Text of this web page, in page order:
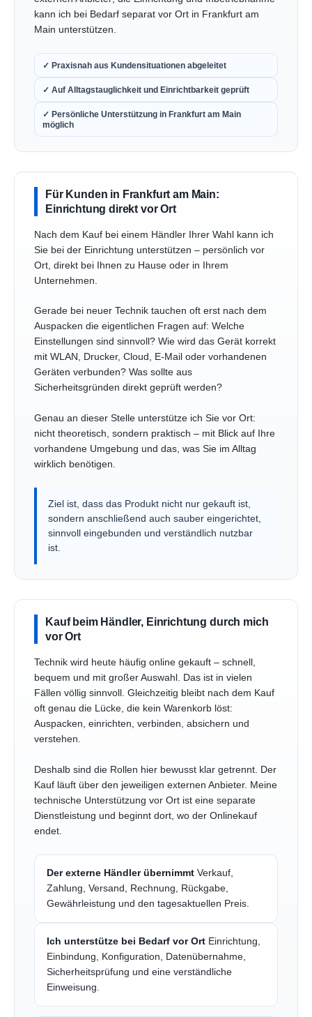
kann ich bei Bedarf separat vor Ort in Frankfurt am
Main unterstützen.
✓ Praxisnah aus Kundensituationen abgeleitet
✓ Auf Alltagstauglichkeit und Einrichtbarkeit geprüft
✓ Persönliche Unterstützung in Frankfurt am Main
möglich
Für Kunden in Frankfurt am Main:
Einrichtung direkt vor Ort
Nach dem Kauf bei einem Händler Ihrer Wahl kann ich
Sie bei der Einrichtung unterstützen – persönlich vor
Ort, direkt bei Ihnen zu Hause oder in Ihrem
Unternehmen.
Gerade bei neuer Technik tauchen oft erst nach dem
Auspacken die eigentlichen Fragen auf: Welche
Einstellungen sind sinnvoll? Wie wird das Gerät korrekt
mit WLAN, Drucker, Cloud, E-Mail oder vorhandenen
Geräten verbunden? Was sollte aus
Sicherheitsgründen direkt geprüft werden?
Genau an dieser Stelle unterstütze ich Sie vor Ort:
nicht theoretisch, sondern praktisch – mit Blick auf Ihre
vorhandene Umgebung und das, was Sie im Alltag
wirklich benötigen.
Ziel ist, dass das Produkt nicht nur gekauft ist,
sondern anschließend auch sauber eingerichtet,
sinnvoll eingebunden und verständlich nutzbar
ist.
Kauf beim Händler, Einrichtung durch mich
vor Ort
Technik wird heute häufig online gekauft – schnell,
bequem und mit großer Auswahl. Das ist in vielen
Fällen völlig sinnvoll. Gleichzeitig bleibt nach dem Kauf
oft genau die Lücke, die kein Warenkorb löst:
Auspacken, einrichten, verbinden, absichern und
verstehen.
Deshalb sind die Rollen hier bewusst klar getrennt. Der
Kauf läuft über den jeweiligen externen Anbieter. Meine
technische Unterstützung vor Ort ist eine separate
Dienstleistung und beginnt dort, wo der Onlinekauf
endet.
Der externe Händler übernimmt Verkauf,
Zahlung, Versand, Rechnung, Rückgabe,
Gewährleistung und den tagesaktuellen Preis.
Ich unterstütze bei Bedarf vor Ort Einrichtung,
Einbindung, Konfiguration, Datenübernahme,
Sicherheitsprüfung und eine verständliche
Einweisung.